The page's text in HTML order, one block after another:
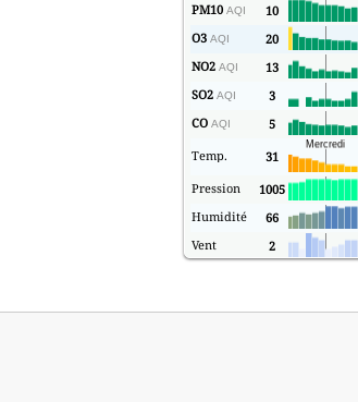
PM10 AQI 10
O3 AQI 20
NO2 AQI 13
SO2 AQI 3
CO AQI 5
Temp.
31
Pression
1005
Humidité
66
Vent
2